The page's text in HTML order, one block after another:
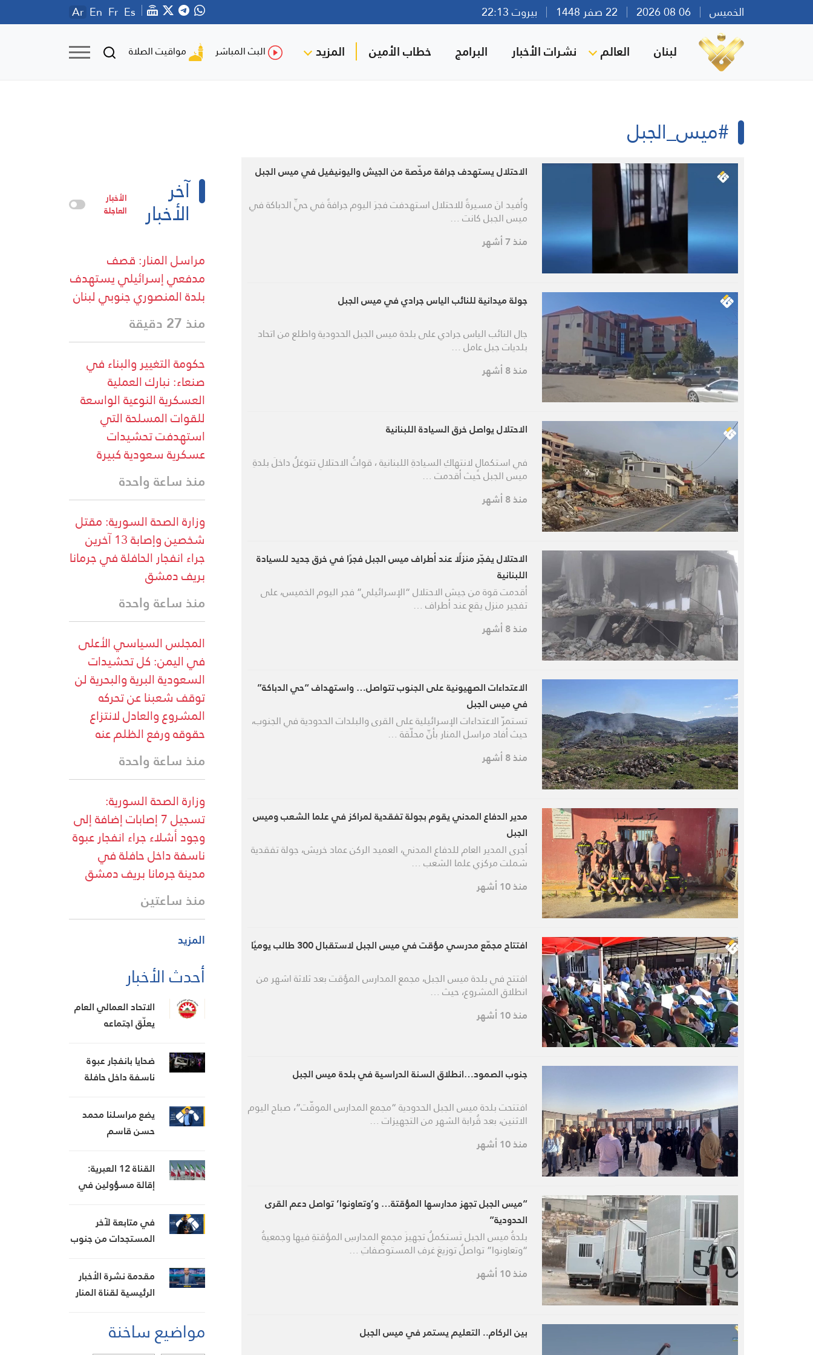
الخميس بيروت 22:13 Ar En Fr Es
لبنان العالم نشرات الأخبار البرامج خطاب الأمين المزيد البث المباشر مواقيت الصلاة
#ميس_الجبل
الاحتلال يستهدف جرافة مرخّصة من الجيش واليونيفيل في ميس الجبل
واُفيد انَ مسيرةً للاحتلال استهدفت فجرَ اليوم جرافةً في حيِّ الدباكة في
ميس الجبل كانت …
منذ 7 أشهر
جولة ميدانية للنائب الياس جرادي في ميس الجبل
جال النائب الياس جرادي على بلدة ميس الجبل الحدودية واطلع من اتحاد
بلديات جبل عامل …
منذ 8 أشهر
الاحتلال يواصل خرق السيادة اللبنانية
في استكمالٍ لانتهاكِ السيادةِ اللبنانية ، قواتُ الاحتلالِ تتوغلُ داخلَ بلدةِ
ميس الجبل حيث أقدمت …
منذ 8 أشهر
الاحتلال يفجّر منزلًا عند أطراف ميس الجبل فجرًا في خرق جديد للسيادة
اللبنانية
أقدمت قوة من جيش الاحتلال “الإسرائيلي” فجر اليوم الخميس، على
تفجير منزل يقع عند أطراف …
منذ 8 أشهر
الاعتداءات الصهيونية على الجنوب تتواصل… واستهداف “حي الدباكة”
في ميس الجبل
تستمرّ الاعتداءات الإسرائيلية على القرى والبلدات الحدودية في الجنوب،
حيث أفاد مراسل المنار بأنّ محلّقة …
منذ 8 أشهر
مدير الدفاع المدني يقوم بجولة تفقدية لمراكز في علما الشعب وميس
الجبل
أجرى المدير العام للدفاع المدني، العميد الركن عماد خريش، جولة تفقدية
شملت مركزي علما الشعب …
منذ 10 أشهر
افتتاح مجمّع مدرسي مؤقت في ميس الجبل لاستقبال 300 طالب يوميًا
افتتح في بلدة ميس الجبل، مجمع المدارس المؤقت بعد ثلاثة اشهر من
انطلاق المشروع، حيث …
منذ 10 أشهر
جنوب الصمود…انطلاق السنة الدراسية في بلدة ميس الجبل
افتتحت بلدة ميس الجبل الحدودية “مجمع المدارس الموقّت”، صباح اليوم
الاثنين، بعد قُرابة الشهر من التجهيزات …
منذ 10 أشهر
“ميس الجبل تجهز مدارسها المؤقتة… و’وتعاونوا’ تواصل دعم القرى
الحدودية”
بلدةُ ميس الجبل تَستكملُ تجهيزَ مجمعِ المدارسِ المؤقتةِ فيها وجمعيةُ
“وتعاونوا” تواصلُ توزيعَ غرفِ المستوصفاتِ …
منذ 10 أشهر
بين الركام.. التعليم يستمر في ميس الجبل
آخر
الأخبار
الأخبار
العاجلة
مراسل المنار: قصف
مدفعي إسرائيلي يستهدف
بلدة المنصوري جنوبي لبنان
منذ 27 دقيقة
حكومة التغيير والبناء في
صنعاء: نبارك العملية
العسكرية النوعية الواسعة
للقوات المسلحة التي
استهدفت تحشيدات
عسكرية سعودية كبيرة
منذ ساعة واحدة
وزارة الصحة السورية: مقتل
شخصين وإصابة 13 آخرين
جراء انفجار الحافلة في جرمانا
بريف دمشق
منذ ساعة واحدة
المجلس السياسي الأعلى
في اليمن: كل تحشيدات
السعودية البرية والبحرية لن
توقف شعبنا عن تحركه
المشروع والعادل لانتزاع
حقوقه ورفع الظلم عنه
منذ ساعة واحدة
وزارة الصحة السورية:
تسجيل 7 إصابات إضافة إلى
وجود أشلاء جراء انفجار عبوة
ناسفة داخل حافلة في
مدينة جرمانا بريف دمشق
منذ ساعتين
المزيد
أحدث الأخبار
الاتحاد العمالي العام
يعلّق اجتماعه
اجتماع السراي
الحكومي
ضحايا بانفجار عبوة
ناسفة داخل حافلة
دمشق
يضع مراسلنا محمد
حسن قاسم
آخر التطورات في
إيران، مستعرضًا أبرز
المستجدات على
والميدانية، إلى جانب
المواقف الرسمية
الصلة بالشأنين
الداخلي والإقليمي
القناة 12 العبرية:
إقالة مسؤولين في
فشل خطة لإسقاط
النظام الإيراني
في متابعة لآخر
المستجدات من جنوب
هاشم السيد حسن
تطورات الأوضاع
مقدمة نشرة الأخبار
الرئيسية لقناة المنار
مواضيع ساخنة